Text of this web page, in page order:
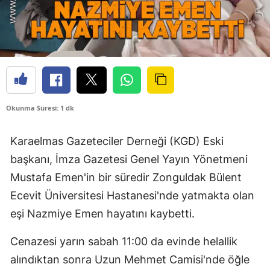
Okunma Süresi: 1 dk
Karaelmas Gazeteciler Derneği (KGD) Eski
başkanı, İmza Gazetesi Genel Yayın Yönetmeni
Mustafa Emen'in bir süredir Zonguldak Bülent
Ecevit Üniversitesi Hastanesi'nde yatmakta olan
eşi Nazmiye Emen hayatını kaybetti.
Cenazesi yarın sabah 11:00 da evinde helallik
alındıktan sonra Uzun Mehmet Camisi'nde öğle